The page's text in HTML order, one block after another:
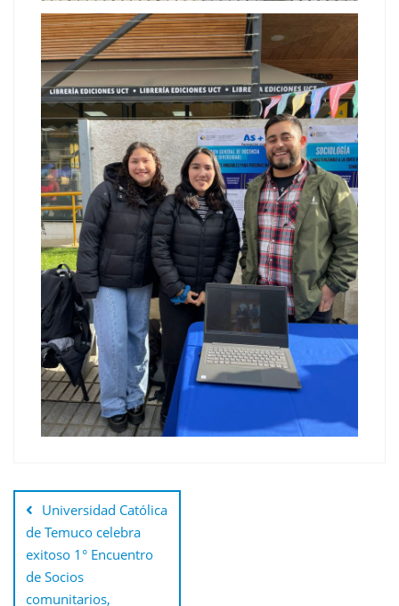
de
entradas
Universidad Católica
de Temuco celebra
exitoso 1° Encuentro
de Socios
comunitarios,